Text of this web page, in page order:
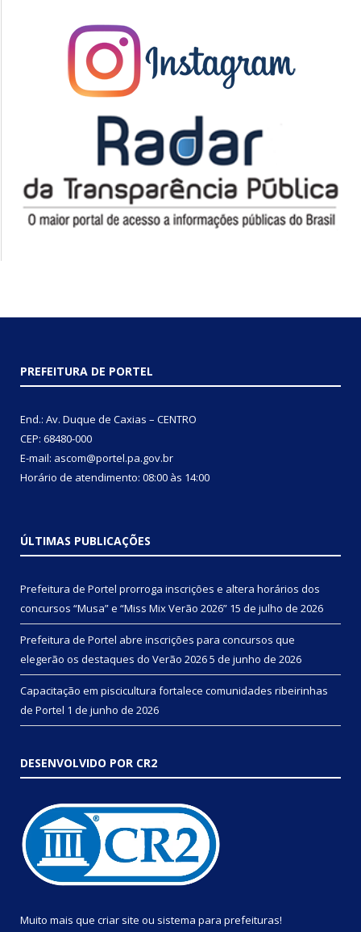
PREFEITURA DE PORTEL
End.: Av. Duque de Caxias – CENTRO
CEP: 68480-000
E-mail: ascom@portel.pa.gov.br
Horário de atendimento: 08:00 às 14:00
ÚLTIMAS PUBLICAÇÕES
Prefeitura de Portel prorroga inscrições e altera horários dos
concursos “Musa” e “Miss Mix Verão 2026” 15 de julho de 2026
Prefeitura de Portel abre inscrições para concursos que
elegerão os destaques do Verão 20265 de junho de 2026
Capacitação em piscicultura fortalece comunidades ribeirinhas
de Portel 1 de junho de 2026
DESENVOLVIDO POR CR2
Muito mais que criar site ou sistema para prefeituras!